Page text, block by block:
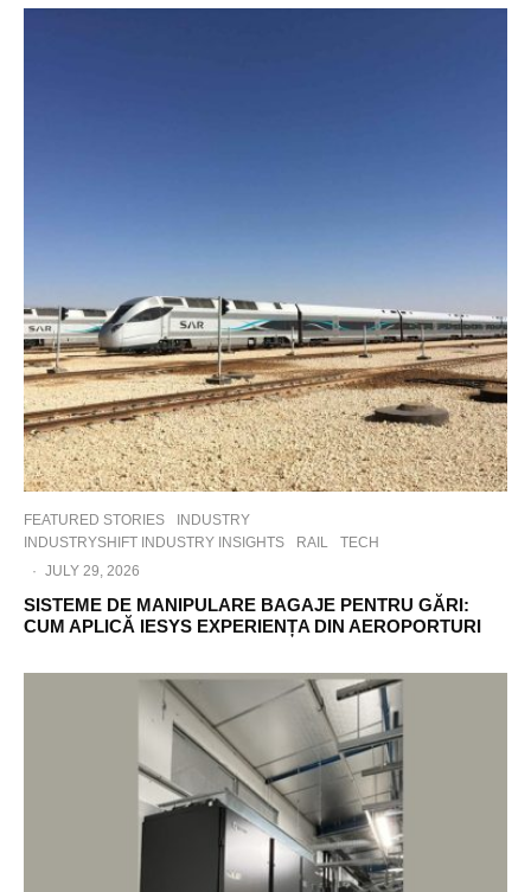
FEATURED STORIES
INDUSTRY
INDUSTRYSHIFT INDUSTRY INSIGHTS
RAIL
TECH
· JULY 29, 2026
SISTEME DE MANIPULARE BAGAJE PENTRU GĂRI:
CUM APLICĂ IESYS EXPERIENȚA DIN AEROPORTURI